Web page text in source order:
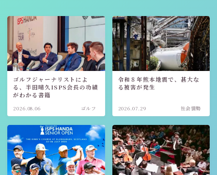
ゴルフジャーナリストによ
る、半田晴久ISPS会長の功績
がわかる書籍
2026.08.06 ゴルフ
令和８年熊本地震で、甚大な
る被害が発生
2026.07.29 社会情勢